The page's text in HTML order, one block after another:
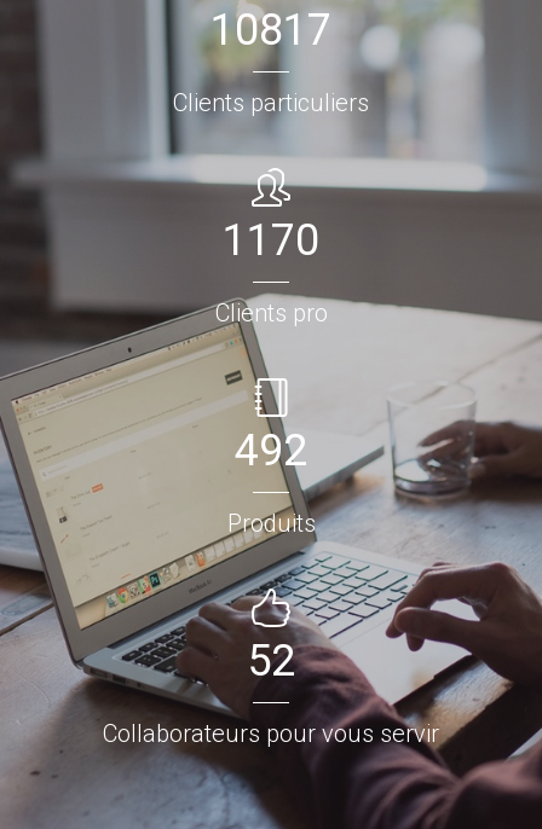
10817
Clients particuliers
1170
Clients pro
492
Produits
52
Collaborateurs pour vous servir